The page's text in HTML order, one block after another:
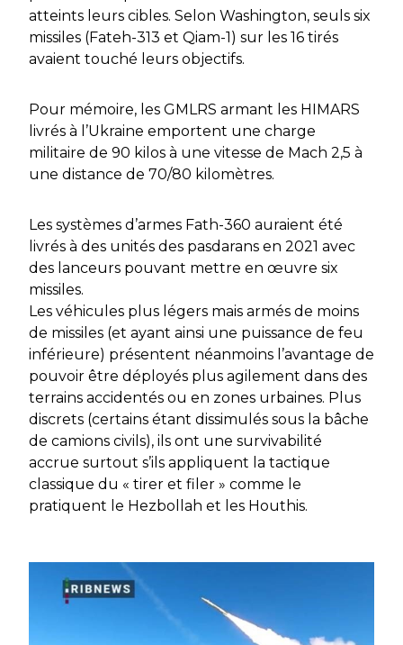
atteints leurs cibles. Selon Washington, seuls six
missiles (Fateh-313 et Qiam-1) sur les 16 tirés
avaient touché leurs objectifs.
Pour mémoire, les GMLRS armant les HIMARS
livrés à l’Ukraine emportent une charge
militaire de 90 kilos à une vitesse de Mach 2,5 à
une distance de 70/80 kilomètres.
Les systèmes d’armes Fath-360 auraient été
livrés à des unités des pasdarans en 2021 avec
des lanceurs pouvant mettre en œuvre six
missiles.
Les véhicules plus légers mais armés de moins
de missiles (et ayant ainsi une puissance de feu
inférieure) présentent néanmoins l’avantage de
pouvoir être déployés plus agilement dans des
terrains accidentés ou en zones urbaines. Plus
discrets (certains étant dissimulés sous la bâche
de camions civils), ils ont une survivabilité
accrue surtout s’ils appliquent la tactique
classique du « tirer et filer » comme le
pratiquent le Hezbollah et les Houthis.